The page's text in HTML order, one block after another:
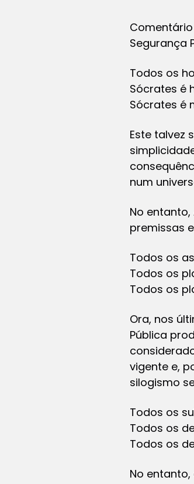
Segurança
Todos os
Sócrates é
Sócrates é
Este talvez
num
No
premissas
Todos os
Todos os
Todos os
Ora, nos
Pública
vigente e,
silogismo
Todos os
Todos os
Todos os
No